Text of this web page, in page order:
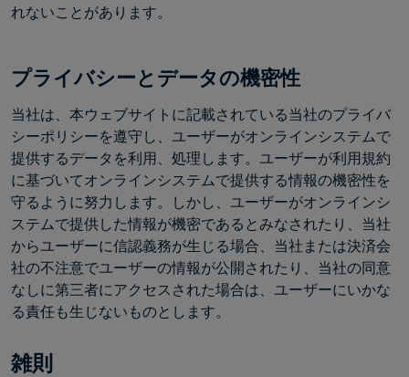
れないことがあります。
プライバシーとデータの機密性
当社は、本ウェブサイトに記載されている当社のプライバ
シーポリシーを遵守し、ユーザーがオンラインシステムで
提供するデータを利用、処理します。ユーザーが利用規約
に基づいてオンラインシステムで提供する情報の機密性を
守るように努力します。しかし、ユーザーがオンラインシ
ステムで提供した情報が機密であるとみなされたり、当社
からユーザーに信認義務が生じる場合、当社または決済会
社の不注意でユーザーの情報が公開されたり、当社の同意
なしに第三者にアクセスされた場合は、ユーザーにいかな
る責任も生じないものとします。
雑則